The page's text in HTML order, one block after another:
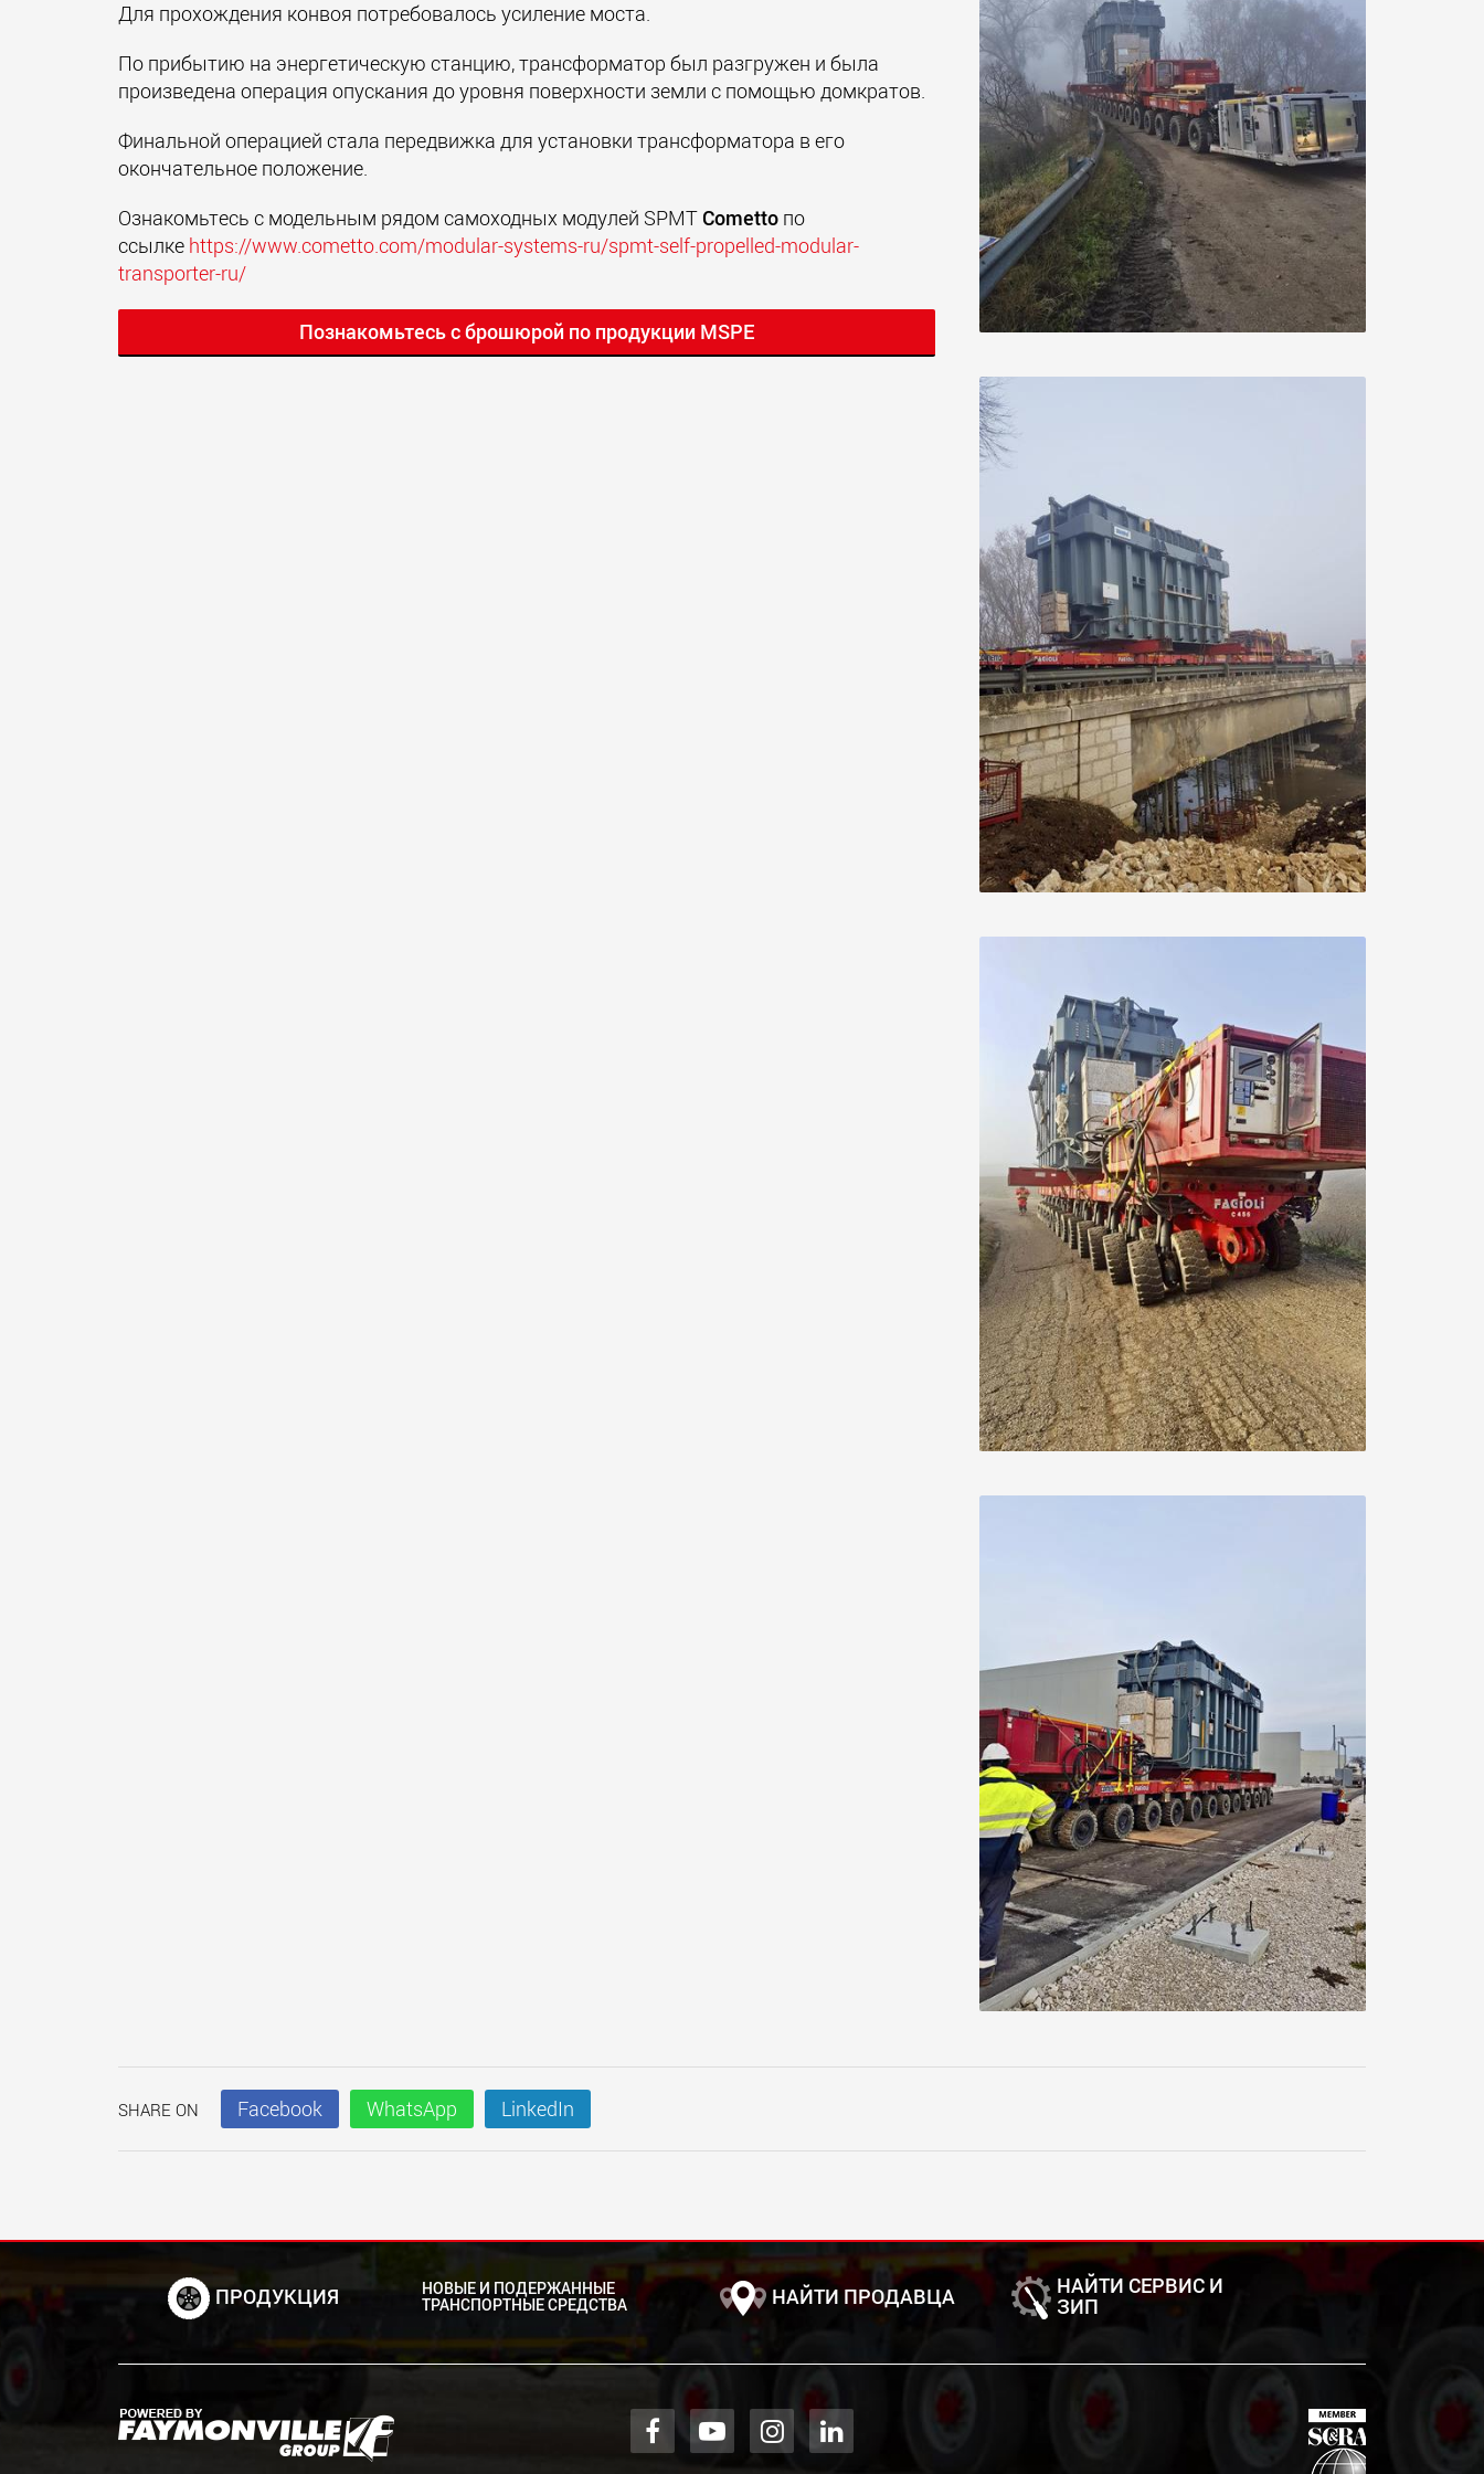
Для прохождения конвоя потребовалось усиление моста.
По прибытию на энергетическую станцию, трансформатор был разгружен и была
произведена операция опускания до уровня поверхности земли с помощью домкратов.
Финальной операцией стала передвижка для установки трансформатора в его
окончательное положение.
Ознакомьтесь с модельным рядом самоходных модулей SPMT Cometto по
ссылке https://www.cometto.com/modular-systems-ru/spmt-self-propelled-modular-
transporter-ru/
Познакомьтесь с брошюрой по продукции MSPE
SHARE ON Facebook WhatsApp LinkedIn
ПРОДУКЦИЯ НОВЫЕ И ПОДЕРЖАННЫЕ
ТРАНСПОРТНЫЕ СРЕДСТВА НАЙТИ ПРОДАВЦА НАЙТИ СЕРВИС И
ЗИП